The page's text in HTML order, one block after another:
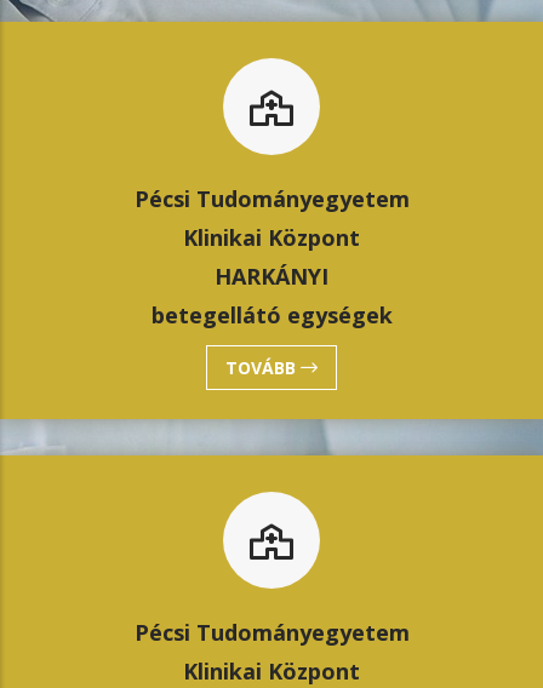
Pécsi Tudományegyetem
Klinikai Központ
HARKÁNYI
betegellátó egységek
TOVÁBB
Pécsi Tudományegyetem
Klinikai Központ